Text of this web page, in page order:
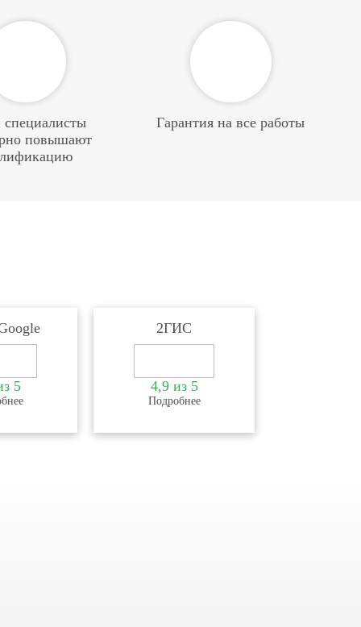
повышают
Гарантия на все работы
5
2ГИС
4,9 из 5
Подробнее